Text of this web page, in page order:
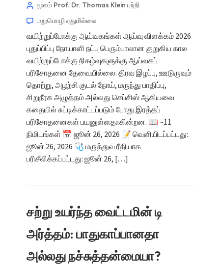
மூலம் Prof. Dr. Thomas Klein பற்றி
மறுமொழி ஏதுமில்லை
வயிற்றுப்போக்கு ஆய்வகங்கள் ஆய்வு விளக்கம் 2026
புதுப்பிப்பு நோயாளி நட்பு பெரும்பாலான குறுகிய கால
வயிற்றுப்போக்கு நிகழ்வுகளுக்கு ஆய்வகப்
பரிசோதனை தேவையில்லை. திரவ இழப்பு, ஊடுருவும்
தொற்று, அழற்சி குடல் நோய், மருந்து பாதிப்பு,
சிறுநீரக அழுத்தம் அல்லது செப்சிஸ் ஆகியவை
கதையில் சுட்டிக்காட்டப்படும் போது இரத்தப்
பரிசோதனைகள் பயனுள்ளதாகின்றன. 📖 ~11
நிமிடங்கள் 📅 ஜூன் 26, 2026 📝 வெளியிடப்பட்டது:
ஜூன் 26, 2026 🩺 மருத்துவ ரீதியாக
பரிசீலிக்கப்பட்டது: ஜூன் 26, […]
சற்று உயர்ந்த வைட்டமின் டி
அர்த்தம்: பாதுகாப்பானதா
அல்லது நச்சுத்தன்மையா?